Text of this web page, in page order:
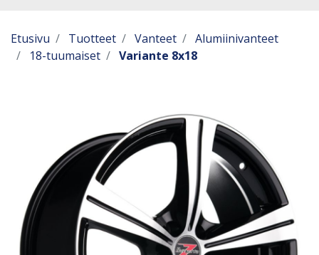
Etusivu Tuotteet Vanteet
Alumiinivanteet
18-tuumaiset
Variante 8x18